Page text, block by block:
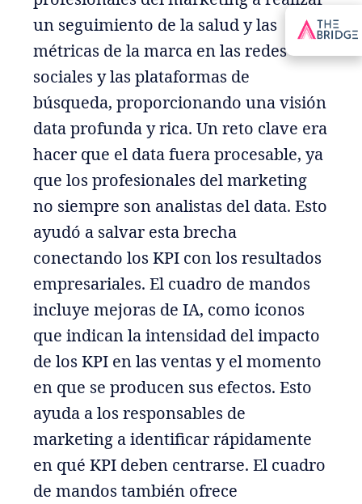
un seguimiento de la salud y las
métricas de la marca en las redes
sociales y las plataformas de
búsqueda, proporcionando una visión
data profunda y rica. Un reto clave era
hacer que el data fuera procesable, ya
que los profesionales del marketing
no siempre son analistas del data. Esto
ayudó a salvar esta brecha
conectando los KPI con los resultados
empresariales. El cuadro de mandos
incluye mejoras de IA, como iconos
que indican la intensidad del impacto
de los KPI en las ventas y el momento
en que se producen sus efectos. Esto
ayuda a los responsables de
marketing a identificar rápidamente
en qué KPI deben centrarse. El cuadro
de mandos también ofrece